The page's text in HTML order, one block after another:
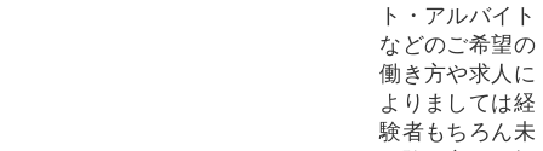
ト・アルバイト
などのご希望の
働き方や求人に
よりましては経
験者もちろん未